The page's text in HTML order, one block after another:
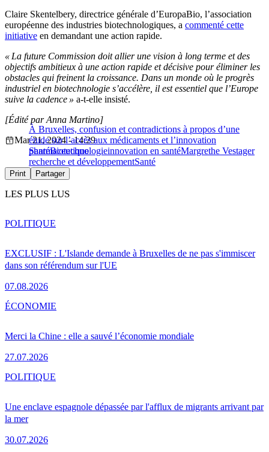
Claire Skentelbery, directrice générale d’EuropaBio, l’association
européenne des industries biotechnologiques, a commenté cette
initiative en demandant une action rapide.
« La future Commission doit allier une vision à long terme et des
objectifs ambitieux à une action rapide et décisive pour éliminer les
obstacles qui freinent la croissance. Dans un monde où le progrès
industriel en biotechnologie s’accélère, il est essentiel que l’Europe
suive la cadence » a-t-elle insisté.
À Bruxelles, confusion et contradictions à propos d’une
étude sur l’accès aux médicaments et l’innovation
pharmaceutique
[Édité par Anna Martino]
Mar 21, 2024 - 14:29
SantéBiotechnologieinnovation en santéMargrethe Vestager
recherche et développementSanté
Print Partager
LES PLUS LUS
EXCLUSIF : L'Islande demande à Bruxelles de ne pas s'immiscer
dans son référendum sur l'UE
07.08.2026
POLITIQUE
Merci la Chine : elle a sauvé l’économie mondiale
27.07.2026
ÉCONOMIE
Une enclave espagnole dépassée par l'afflux de migrants arrivant par
la mer
30.07.2026
POLITIQUE